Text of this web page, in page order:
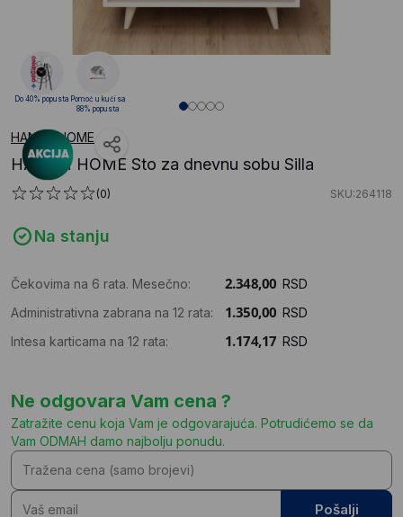
HANAH HOME
HANAH HOME Sto za dnevnu sobu Silla
(0) SKU:264118
Na stanju
Čekovima na 6 rata. Mesečno:
RSD
Administrativna zabrana na 12 rata:
RSD
Intesa karticama na 12 rata:
RSD
Ne odgovara Vam cena ?
Zatražite cenu koja Vam je odgovarajuća. Potrudićemo se da
Vam ODMAH damo najbolju ponudu.
Pošalji
Do 40% popusta Pomoć u kući sa
88% popusta